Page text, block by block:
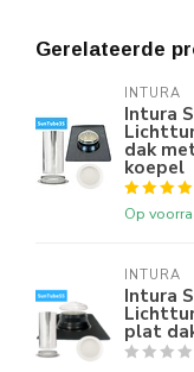
Gerelateerde
INTURA
Intura
dak
koepel
Op
INTURA
Intura
plat